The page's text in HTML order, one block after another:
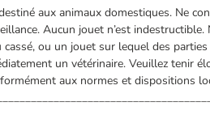
aux animaux domestiques. Ne
Aucun jouet n’est
ou un jouet sur lequel des
un vétérinaire. Veuillez tenir
aux normes et dispositions